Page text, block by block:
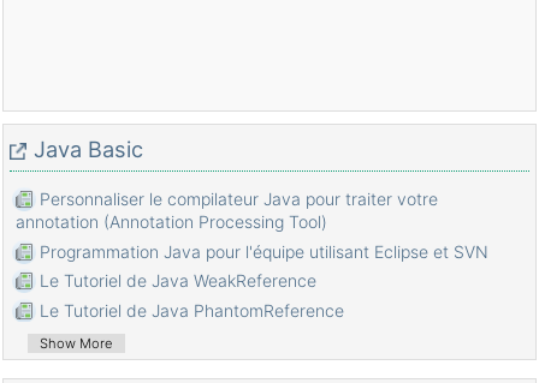
Java Basic
Personnaliser le compilateur Java pour traiter votre
annotation (Annotation Processing Tool)
Programmation Java pour l'équipe utilisant Eclipse et SVN
Le Tutoriel de Java WeakReference
Le Tutoriel de Java PhantomReference
Tutoriel sur la compression et la décompression Java
Show More